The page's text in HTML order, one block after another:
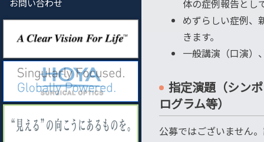
お問い合わせ
体の症例報告とし
めずらしい症例、
きます。
一般講演（口演）
指定演題（シン
ログラム等）
公募ではございません